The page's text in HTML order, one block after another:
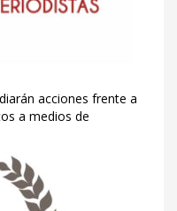
acciones frente a
a medios de